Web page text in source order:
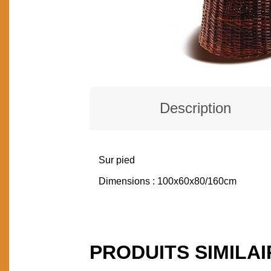
Description
DESCRIPTION
Sur pied
Dimensions : 100x60x80/160cm
PRODUITS